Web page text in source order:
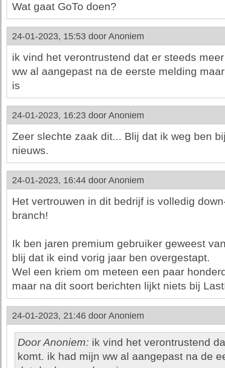
Wat gaat GoTo doen?
24-01-2023, 15:53 door Anoniem
ik vind het verontrustend dat er steeds
ww al aangepast na de eerste melding
is
24-01-2023, 16:23 door Anoniem
Zeer slechte zaak dit... Blij dat ik weg ben
nieuws.
24-01-2023, 16:44 door Anoniem
Het vertrouwen in dit bedrijf is volledig
branch!
Ik ben jaren premium gebruiker geweest
blij dat ik eind vorig jaar ben overgestapt.
Wel een kriem om meteen een paar
maar na dit soort berichten lijkt niets bij
24-01-2023, 21:46 door Anoniem
Door Anoniem: ik vind het verontrustend
komt. ik had mijn ww al aangepast na de